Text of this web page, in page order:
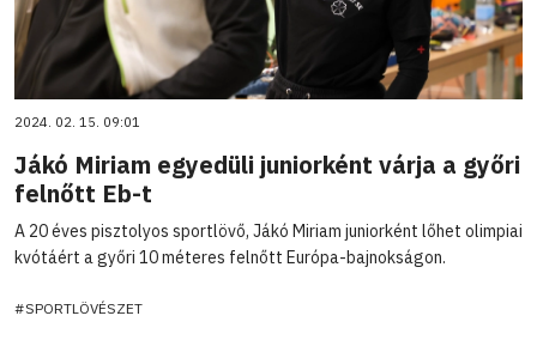
2024. 02. 15. 09:01
Jákó Miriam egyedüli juniorként várja a győri
felnőtt Eb-t
A 20 éves pisztolyos sportlövő, Jákó Miriam juniorként lőhet olimpiai
kvótáért a győri 10 méteres felnőtt Európa-bajnokságon.
#SPORTLÖVÉSZET